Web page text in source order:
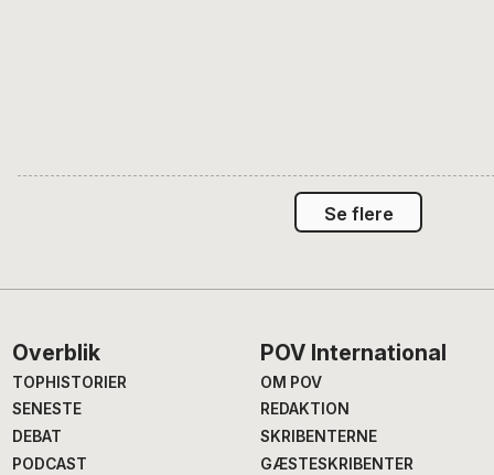
Se flere
Footer
Overblik
TOPHISTORIER
SENESTE
DEBAT
PODCAST
POV International
OM POV
REDAKTION
SKRIBENTERNE
GÆSTESKRIBENTER